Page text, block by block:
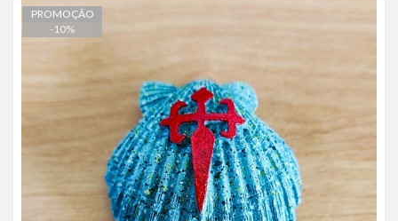
PROMOÇÃO
-10%